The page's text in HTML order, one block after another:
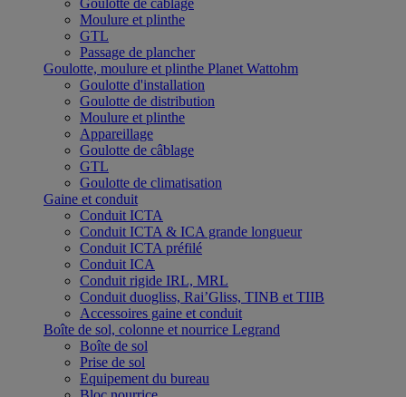
Goulotte de câblage
Moulure et plinthe
GTL
Passage de plancher
Goulotte, moulure et plinthe Planet Wattohm
Goulotte d'installation
Goulotte de distribution
Moulure et plinthe
Appareillage
Goulotte de câblage
GTL
Goulotte de climatisation
Gaine et conduit
Conduit ICTA
Conduit ICTA & ICA grande longueur
Conduit ICTA préfilé
Conduit ICA
Conduit rigide IRL, MRL
Conduit duogliss, Rai’Gliss, TINB et TIIB
Accessoires gaine et conduit
Boîte de sol, colonne et nourrice Legrand
Boîte de sol
Prise de sol
Equipement du bureau